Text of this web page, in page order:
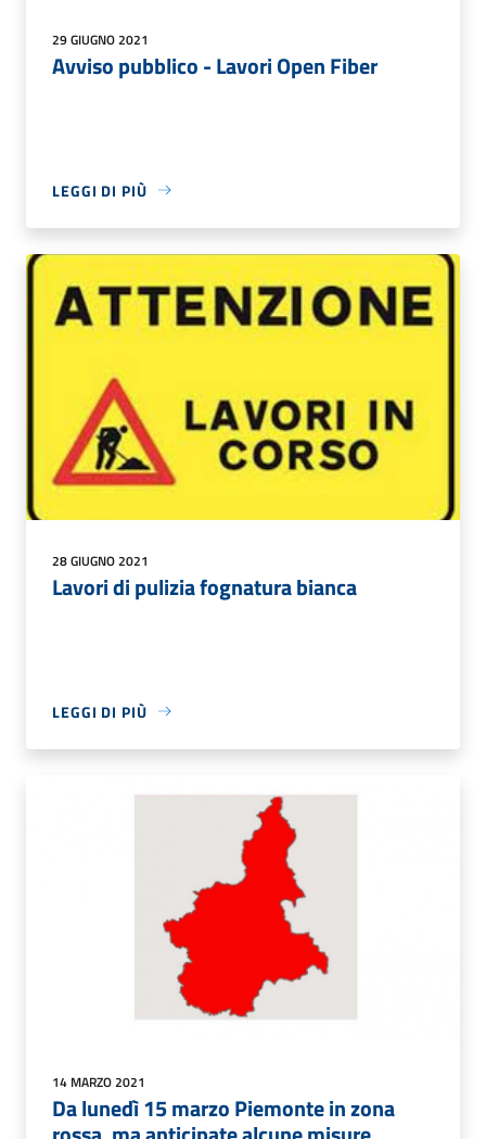
29 GIUGNO 2021
Avviso pubblico - Lavori Open Fiber
LEGGI DI PIÙ
28 GIUGNO 2021
Lavori di pulizia fognatura bianca
LEGGI DI PIÙ
14 MARZO 2021
Da lunedì 15 marzo Piemonte in zona